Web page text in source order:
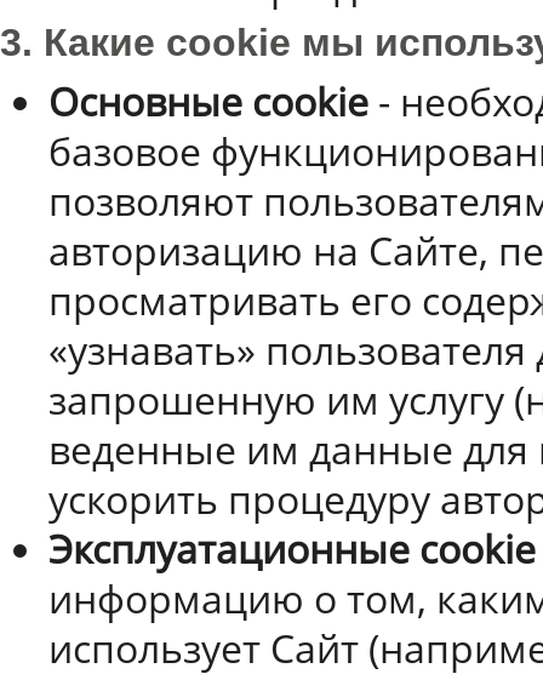
3. Какие cookie мы
Основные cookie -
базовое
позволяют
авторизацию на Сайте,
просматривать его
«узнавать»
запрошенную им услугу
веденные им данные для
ускорить процедуру
Эксплуатационные cookie
информацию о том,
использует Сайт